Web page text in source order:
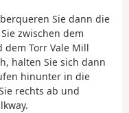
Sie dann die
zwischen dem
dem Torr Vale Mill
halten Sie sich dann
hinunter in die
rechts ab und